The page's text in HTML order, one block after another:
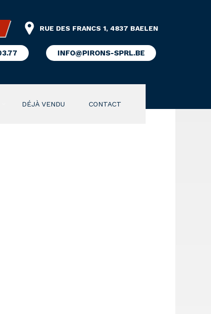
RUE DES FRANCS 1, 4837 BAELEN
INFO@PIRONS-SPRL.BE
DÉJÀ VENDU CONTACT